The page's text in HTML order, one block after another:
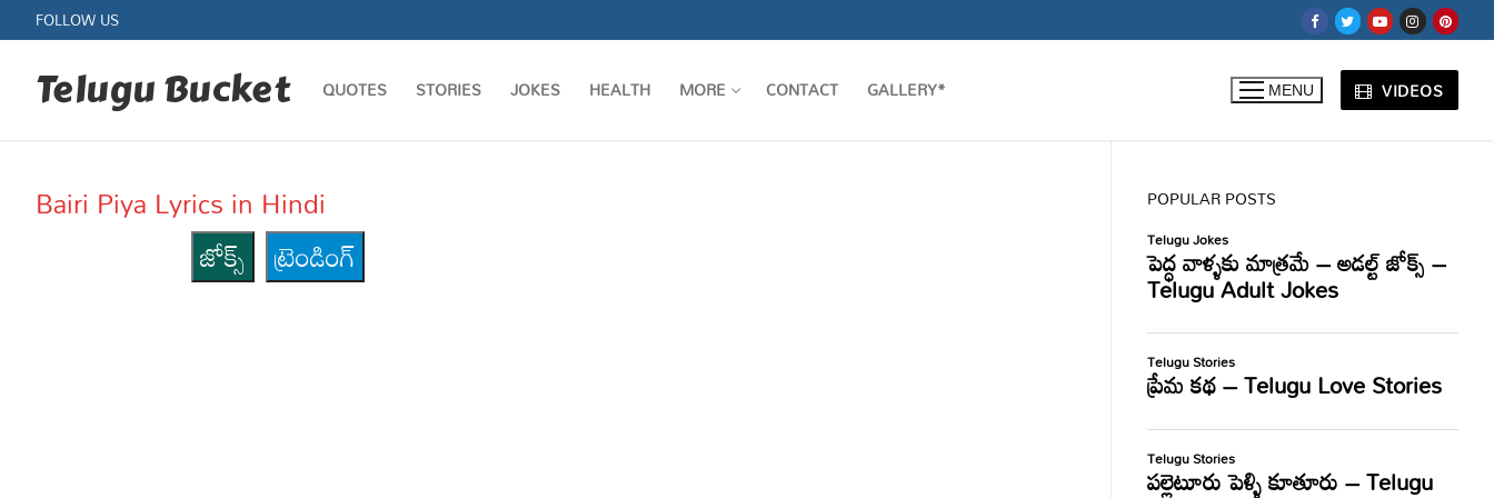
to
content
FOLLOW US
Telugu Bucket QUOTES STORIES JOKES HEALTH MORE CONTACT GALLERY* MENU VIDEOS
Bairi Piya Lyrics in Hindi
జోక్స్
ట్రెండింగ్
POPULAR POSTS